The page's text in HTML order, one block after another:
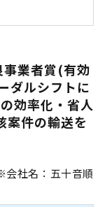
業者賞(有効
ダルシフトに
効率化・省人
案件の輸送を
会社名：五十音順